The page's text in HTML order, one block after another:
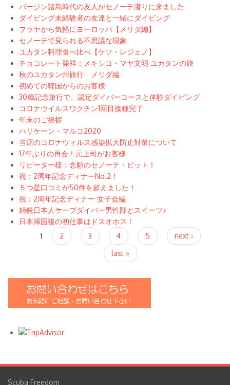
バージン諸島時代の友人がセノーテ潜りに来ました
ダイビング未経験者の友達と一緒にダイビング
プラヤから気軽にヨーロッパ【メリダ編】
セノーテで見られる不思議な現象
ユカタン料理食べ比べ【ケソ・レジェノ】
チョコレート発祥：メキシコ・マヤ文明 ユカタンの旅
秋のユカタン州旅行 メリダ編
初めての韓国からのお客様
30歳記念旅行で、認定ダイバーコースと体験ダイビング
コロナウイルスワクチン1回目接種完了
年末のご挨拶
ハリケーン・マルコ2020
当店のコロナウィルス感染拡大防止対策について
17年ぶりの再会！元上司がお客様
リピーター様：念願のセノーテ・ピット！
祝：2周年記念ディナーNo.2！
５つ星口コミが50件を超えました！
祝：2周年記念ディナー 女子会編
精鋭日本人ケーブダイバー男性陣とスイーツ♪
日本帰国後の初仕事はドスオホス！
1 2 3 4 5
next ›
last »
Scuba Freedom